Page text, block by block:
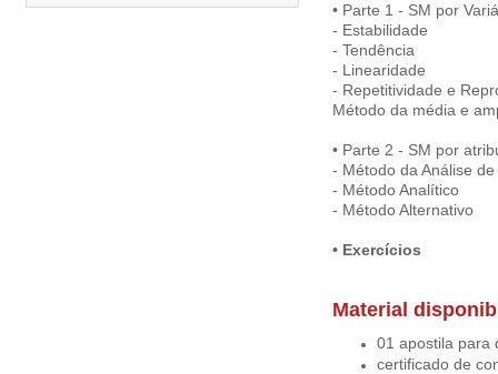
• Parte 1 - SM por
- Estabilidade
- Tendência
- Linearidade
- Repetitividade e
Método da média e
• Parte 2 - SM por
- Método da Análise de
- Método Analítico
- Método Alternativo
• Exercícios
Material
01 apostila para
certificado de